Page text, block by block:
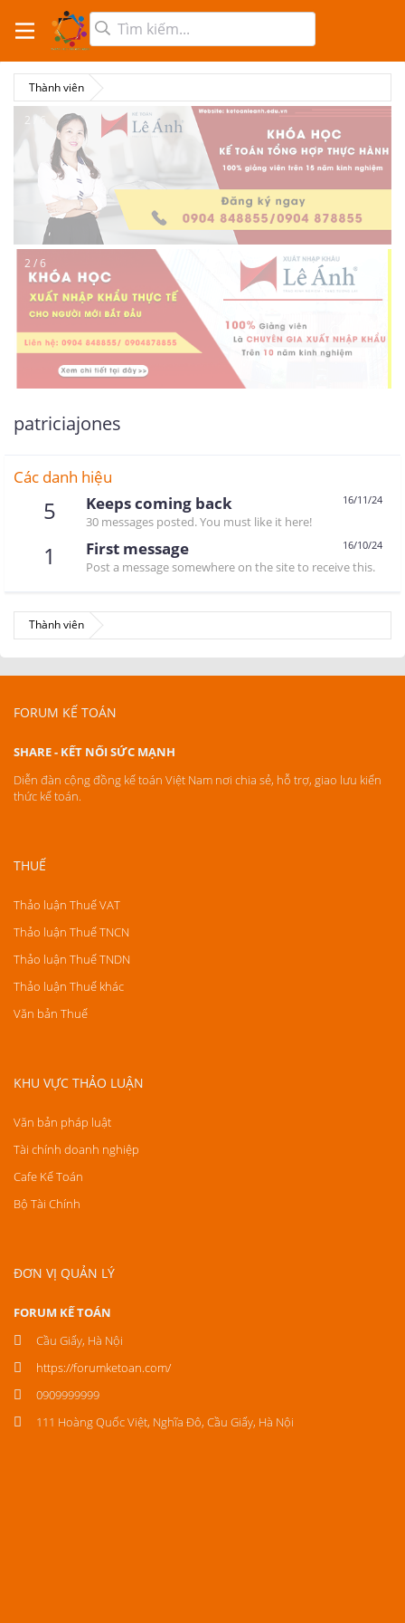
Thành viên
2 / 6
2 / 6
patriciajones
Các danh hiệu
5 16/11/24
Keeps coming back
30 messages posted. You must like it here!
1 16/10/24
First message
Post a message somewhere on the site to receive this.
Thành viên
FORUM KẾ TOÁN
SHARE - KẾT NỐI SỨC MẠNH
Diễn đàn cộng đồng kế toán Việt Nam nơi chia sẻ, hỗ trợ, giao lưu kiến
thức kế toán.
THUẾ
Thảo luận Thuế VAT
Thảo luận Thuế TNCN
Thảo luận Thuế TNDN
Thảo luận Thuế khác
Văn bản Thuế
KHU VỰC THẢO LUẬN
Văn bản pháp luật
Tài chính doanh nghiệp
Cafe Kế Toán
Bộ Tài Chính
ĐƠN VỊ QUẢN LÝ
FORUM KẾ TOÁN
Cầu Giấy, Hà Nội
https://forumketoan.com/
0909999999
111 Hoàng Quốc Việt, Nghĩa Đô, Cầu Giấy, Hà Nội